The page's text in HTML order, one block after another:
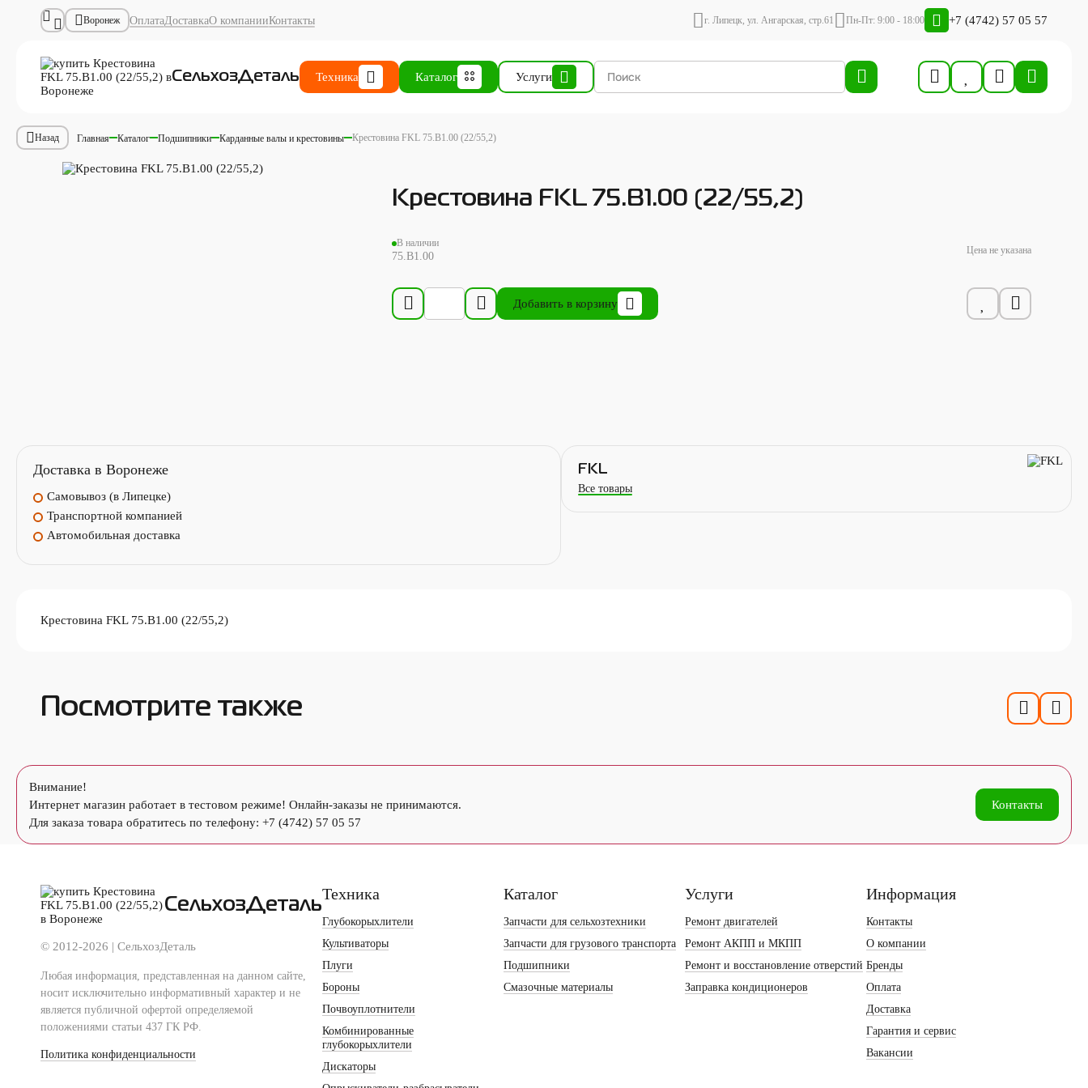
Воронеж ОплатаДоставкаО компанииКонтакты г. Липецк, ул. Ангарская, стр.61 Пн-Пт: 9:00 - 18:00 +7 (4742) 57 05 57
СельхозДеталь Техника Каталог Услуги
Назад Главная Каталог Подшипники Карданные валы и крестовины Крестовина FKL 75.B1.00 (22/55,2)
Крестовина FKL 75.B1.00 (22/55,2)
В наличии
75.B1.00 Цена не указана
Добавить в корзину
Доставка в Воронеже
Самовывоз (в Липецке)
Транспортной компанией
Автомобильная доставка
FKL
Все товары
Крестовина FKL 75.B1.00 (22/55,2)
Посмотрите также
Внимание!
Интернет магазин работает в тестовом режиме! Онлайн-заказы не принимаются.
Для заказа товара обратитесь по телефону: +7 (4742) 57 05 57
Контакты
СельхозДеталь
© 2012-2026 | СельхозДеталь
Любая информация, представленная на данном сайте,
носит исключительно информативный характер и не
является публичной офертой определяемой
положениями статьи 437 ГК РФ.
Политика конфиденциальности
Техника
Глубокорыхлители
Культиваторы
Плуги
Бороны
Почвоуплотнители
Комбинированные
глубокорыхлители
Дискаторы
Каталог
Запчасти для сельхозтехники
Запчасти для грузового транспорта
Подшипники
Смазочные материалы
Услуги
Ремонт двигателей
Ремонт АКПП и МКПП
Ремонт и восстановление отверстий
Заправка кондиционеров
Информация
Контакты
О компании
Бренды
Оплата
Доставка
Гарантия и сервис
Вакансии